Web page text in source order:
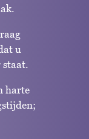
u
staat.
harte